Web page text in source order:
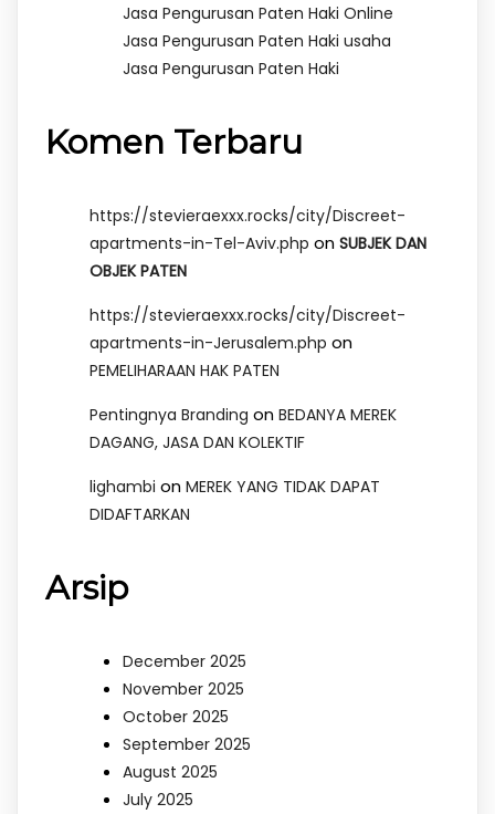
Jasa Pengurusan Paten Haki Online
Jasa Pengurusan Paten Haki usaha
Jasa Pengurusan Paten Haki
Komen Terbaru
https://stevieraexxx.rocks/city/Discreet-
apartments-in-Tel-Aviv.php on SUBJEK DAN
OBJEK PATEN
https://stevieraexxx.rocks/city/Discreet-
apartments-in-Jerusalem.php on
PEMELIHARAAN HAK PATEN
Pentingnya Branding on BEDANYA MEREK
DAGANG, JASA DAN KOLEKTIF
lighambi on MEREK YANG TIDAK DAPAT
DIDAFTARKAN
Arsip
December 2025
November 2025
October 2025
September 2025
August 2025
July 2025